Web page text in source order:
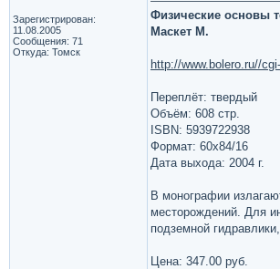
Зарегистрирован:
11.08.2005
Сообщения: 71
Откуда: Томск
Физические основы
Маскет М.
http://www.bolero.ru//
Переплёт: твердый
Объём: 608 стр.
ISBN: 5939722938
Формат: 60x84/16
Дата выхода: 2004 г.
В монографии
месторождений. Для
подземной
Цена: 347.00 руб.